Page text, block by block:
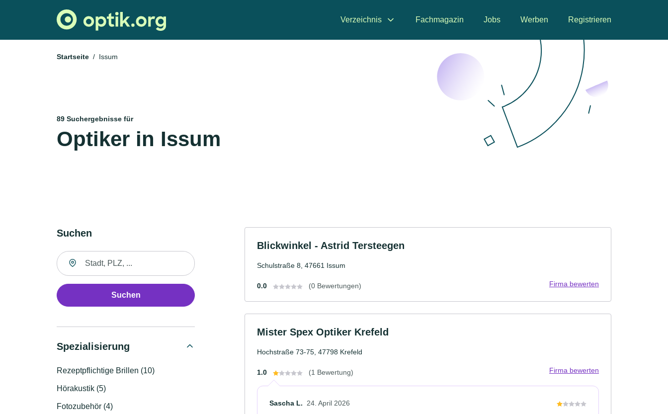
Verzeichnis Fachmagazin Jobs Werben Registrieren
Startseite Issum
89 Suchergebnisse für
Optiker in Issum
Suchen
Suche nach Ort
Suchen
Spezialisierung
Rezeptpflichtige Brillen (10)
Hörakustik (5)
Fotozubehör (4)
Blickwinkel - Astrid Tersteegen
Schulstraße 8, 47661 Issum
0.0 (0 Bewertungen) Firma bewerten
Mister Spex Optiker Krefeld
Hochstraße 73-75, 47798 Krefeld
1.0 (1 Bewertung) Firma bewerten
Sascha L. 24. April 2026